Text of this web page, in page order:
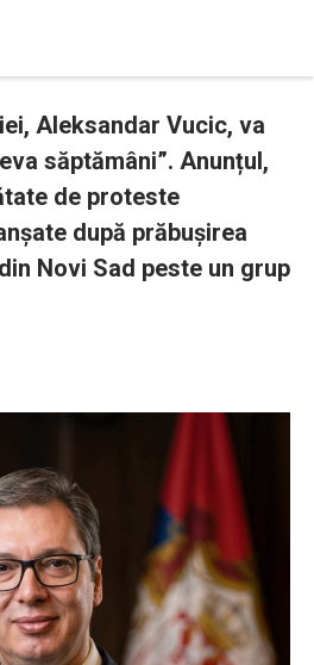
Aleksandar Vucic, va
săptămâni”. Anunțul,
de proteste
după prăbușirea
Novi Sad peste un grup